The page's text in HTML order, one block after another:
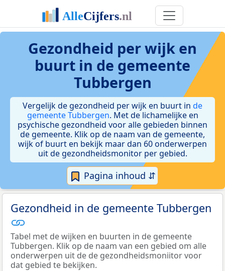
Gezondheid per wijk en
buurt in de gemeente
Tubbergen
Vergelijk de gezondheid per wijk en buurt in de
gemeente Tubbergen. Met de lichamelijke en
psychische gezondheid voor alle gebieden binnen
de gemeente. Klik op de naam van de gemeente,
wijk of buurt en bekijk maar dan 60 onderwerpen
uit de gezondheidsmonitor per gebied.
Pagina inhoud ⇵
Gezondheid in de gemeente Tubbergen
Tabel met de wijken en buurten in de gemeente
Tubbergen. Klik op de naam van een gebied om alle
onderwerpen uit de de gezondheidsmoniitor voor
dat gebied te bekijken.